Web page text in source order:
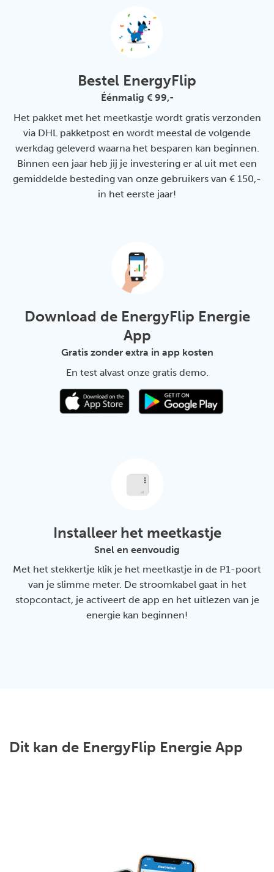
Bestel EnergyFlip
Éénmalig € 99,-
Het pakket met het meetkastje wordt gratis verzonden
via DHL pakketpost en wordt meestal de volgende
werkdag geleverd waarna het besparen kan beginnen.
Binnen een jaar heb jij je investering er al uit met een
gemiddelde besteding van onze gebruikers van € 150,-
in het eerste jaar!
Download de EnergyFlip Energie
App
Gratis zonder extra in app kosten
En test alvast onze gratis demo.
Installeer het meetkastje
Snel en eenvoudig
Met het stekkertje klik je het meetkastje in de P1-poort
van je slimme meter. De stroomkabel gaat in het
stopcontact, je activeert de app en het uitlezen van je
energie kan beginnen!
Dit kan de EnergyFlip Energie App